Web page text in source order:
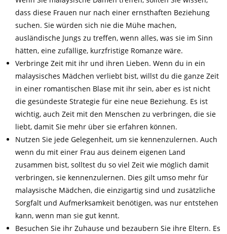
dass diese Frauen nur nach einer ernsthaften Beziehung
suchen. Sie würden sich nie die Mühe machen,
ausländische Jungs zu treffen, wenn alles, was sie im Sinn
hätten, eine zufällige, kurzfristige Romanze wäre.
Verbringe Zeit mit ihr und ihren Lieben. Wenn du in ein
malaysisches Mädchen verliebt bist, willst du die ganze Zeit
in einer romantischen Blase mit ihr sein, aber es ist nicht
die gesündeste Strategie für eine neue Beziehung. Es ist
wichtig, auch Zeit mit den Menschen zu verbringen, die sie
liebt, damit Sie mehr über sie erfahren können.
Nutzen Sie jede Gelegenheit, um sie kennenzulernen. Auch
wenn du mit einer Frau aus deinem eigenen Land
zusammen bist, solltest du so viel Zeit wie möglich damit
verbringen, sie kennenzulernen. Dies gilt umso mehr für
malaysische Mädchen, die einzigartig sind und zusätzliche
Sorgfalt und Aufmerksamkeit benötigen, was nur entstehen
kann, wenn man sie gut kennt.
Besuchen Sie ihr Zuhause und bezaubern Sie ihre Eltern. Es